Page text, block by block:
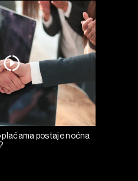
postaje noćna